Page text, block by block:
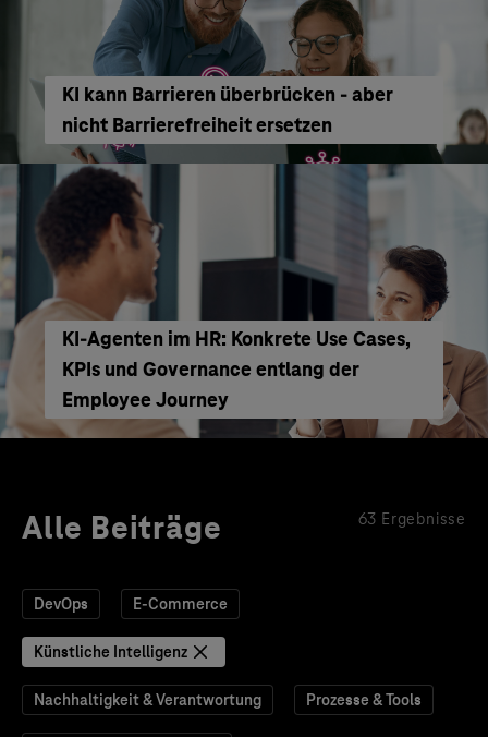
KI kann Barrieren überbrücken - aber
nicht Barrierefreiheit ersetzen
KI‑Agenten im HR: Konkrete Use Cases,
KPIs und Governance entlang der
Employee Journey
Alle Beiträge 63 Ergebnisse
DevOps E-Commerce
Künstliche Intelligenz
Nachhaltigkeit & Verantwortung Prozesse & Tools